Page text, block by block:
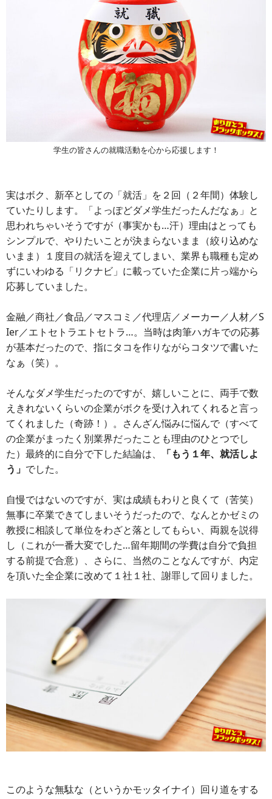
学生の皆さんの就職活動を心から応援します！
実はボク、新卒としての「就活」を２回（２年間）体験し
ていたりします。「よっぽどダメ学生だったんだなぁ」と
思われちゃいそうですが（事実かも…汗）理由はとっても
シンプルで、やりたいことが決まらないまま（絞り込めな
いまま）１度目の就活を迎えてしまい、業界も職種も定め
ずにいわゆる「リクナビ」に載っていた企業に片っ端から
応募していました。
金融／商社／食品／マスコミ／代理店／メーカー／人材／S
Ier／エトセトラエトセトラ…。当時は肉筆ハガキでの応募
が基本だったので、指にタコを作りながらコタツで書いた
なぁ（笑）。
そんなダメ学生だったのですが、嬉しいことに、両手で数
えきれないくらいの企業がボクを受け入れてくれると言っ
てくれました（奇跡！）。さんざん悩みに悩んで（すべて
の企業がまったく別業界だったことも理由のひとつでし
た）最終的に自分で下した結論は、
「もう１年、就活しよ
う」 でした。
自慢ではないのですが、実は成績もわりと良くて（苦笑）
無事に卒業できてしまいそうだったので、なんとかゼミの
教授に相談して単位をわざと落としてもらい、両親を説得
し（これが一番大変でした…留年期間の学費は自分で負担
する前提で合意）、さらに、当然のことなんですが、内定
を頂いた全企業に改めて１社１社、謝罪して回りました。
このような無駄な（というかモッタイナイ）回り道をする